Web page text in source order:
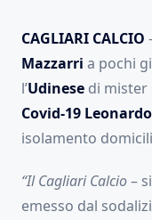
CAGLIARI CALCIO
Mazzarri a pochi
l’Udinese di mister
Covid-19
isolamento
“Il Cagliari Calcio–
emesso dal